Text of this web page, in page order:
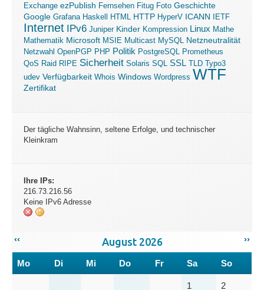
Exchange ezPublish Fernsehen Fitug Foto Geschichte
Google Grafana Haskell HTML HTTP HyperV ICANN IETF
Internet IPv6 Juniper Kinder Kompression Linux Mathe
Mathematik Microsoft MSIE Multicast MySQL Netzneutralität
Netzwahl OpenPGP PHP Politik PostgreSQL Prometheus
QoS Raid RIPE Sicherheit Solaris SQL SSL TLD Typo3
udev Verfügbarkeit Whois Windows Wordpress WTF
Zertifikat
Der tägliche Wahnsinn, seltene Erfolge, und technischer
Kleinkram
Ihre IPs:
216.73.216.56
Keine IPv6 Adresse
‹‹ ››
August 2026
Mo Di Mi Do Fr Sa So
1 2